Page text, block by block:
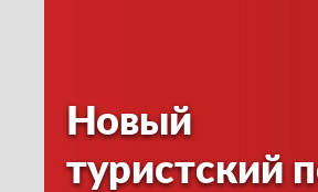
Новый
туристский